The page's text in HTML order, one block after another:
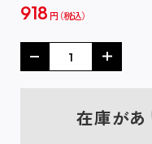
918 円
在庫が